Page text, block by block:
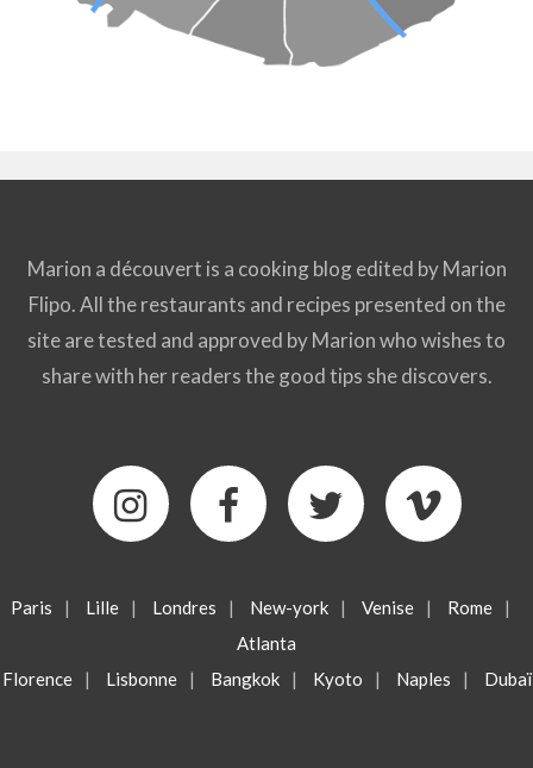
Marion a découvert is a cooking blog edited by Marion
Flipo. All the restaurants and recipes presented on the
site are tested and approved by Marion who wishes to
share with her readers the good tips she discovers.
Paris | Lille | Londres | New-york | Venise | Rome
|
Atlanta
Florence
| Lisbonne | Bangkok | Kyoto | Naples | Dubaï